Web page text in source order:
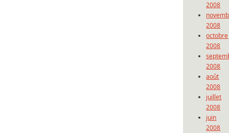
2008
2008
octobre
2008
2008
août
2008
juillet
2008
juin
2008